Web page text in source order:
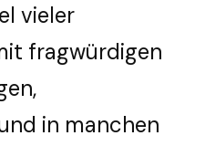
vieler
fragwürdigen
in manchen